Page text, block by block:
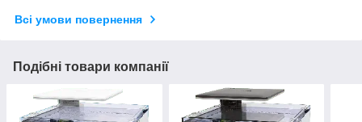
Всі умови повернення
Подібні товари компанії